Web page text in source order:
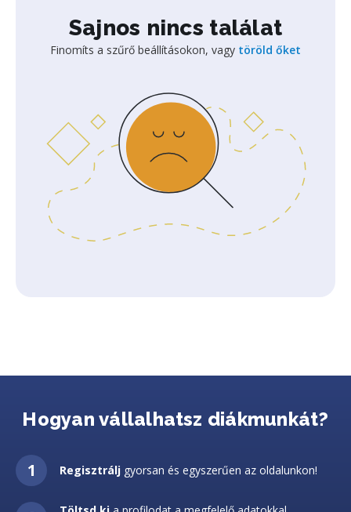
Sajnos nincs találat
Finomíts a szűrő beállításokon, vagy töröld őket
Hogyan vállalhatsz diákmunkát?
Regisztrálj gyorsan és egyszerűen az oldalunkon!